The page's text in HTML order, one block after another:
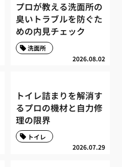
プロが教える洗面所の
臭いトラブルを防ぐた
めの内見チェック
2026.08.02
洗面所
トイレ詰まりを解消す
るプロの機材と自力修
理の限界
2026.07.29
トイレ